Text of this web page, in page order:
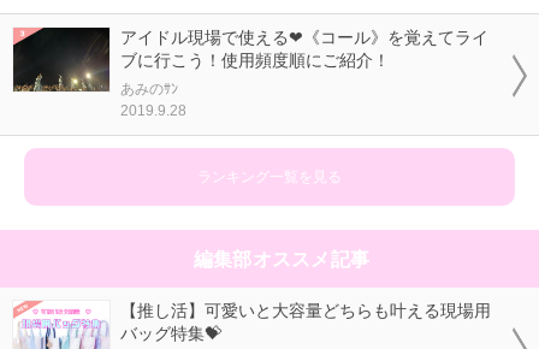
アイドル現場で使える❤《コール》を覚えてライ
ブに行こう！使用頻度順にご紹介！
あみのｻﾝ
2019.9.28
ランキング一覧を見る
編集部オススメ記事
【推し活】可愛いと大容量どちらも叶える現場用
バッグ特集💝